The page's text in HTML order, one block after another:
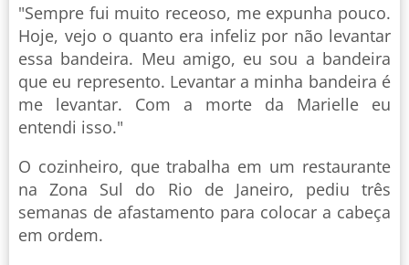
"Sempre fui muito receoso, me expunha pouco.
Hoje, vejo o quanto era infeliz por não levantar
essa bandeira. Meu amigo, eu sou a bandeira
que eu represento. Levantar a minha bandeira é
me levantar. Com a morte da Marielle eu
entendi isso."
O cozinheiro, que trabalha em um restaurante
na Zona Sul do Rio de Janeiro, pediu três
semanas de afastamento para colocar a cabeça
em ordem.